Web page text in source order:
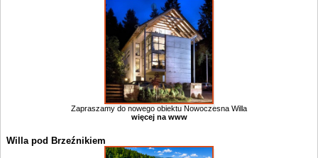
Zapraszamy do nowego obiektu Nowoczesna Willa
więcej na www
Willa pod Brzeźnikiem